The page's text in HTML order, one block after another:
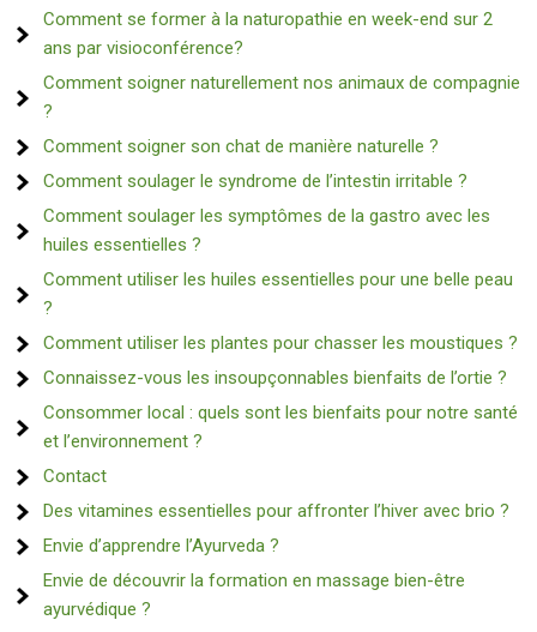
Comment se former à la naturopathie en week-end sur 2
ans par visioconférence?
Comment soigner naturellement nos animaux de compagnie
?
Comment soigner son chat de manière naturelle ?
Comment soulager le syndrome de l’intestin irritable ?
Comment soulager les symptômes de la gastro avec les
huiles essentielles ?
Comment utiliser les huiles essentielles pour une belle peau
?
Comment utiliser les plantes pour chasser les moustiques ?
Connaissez-vous les insoupçonnables bienfaits de l’ortie ?
Consommer local : quels sont les bienfaits pour notre santé
et l’environnement ?
Contact
Des vitamines essentielles pour affronter l’hiver avec brio ?
Envie d’apprendre l’Ayurveda ?
Envie de découvrir la formation en massage bien-être
ayurvédique ?